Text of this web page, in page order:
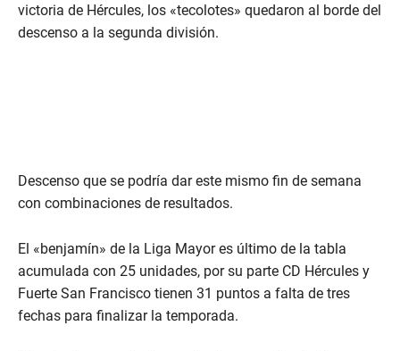
victoria de Hércules, los «tecolotes» quedaron al borde del
descenso a la segunda división.
Descenso que se podría dar este mismo fin de semana
con combinaciones de resultados.
El «benjamín» de la Liga Mayor es último de la tabla
acumulada con 25 unidades, por su parte CD Hércules y
Fuerte San Francisco tienen 31 puntos a falta de tres
fechas para finalizar la temporada.